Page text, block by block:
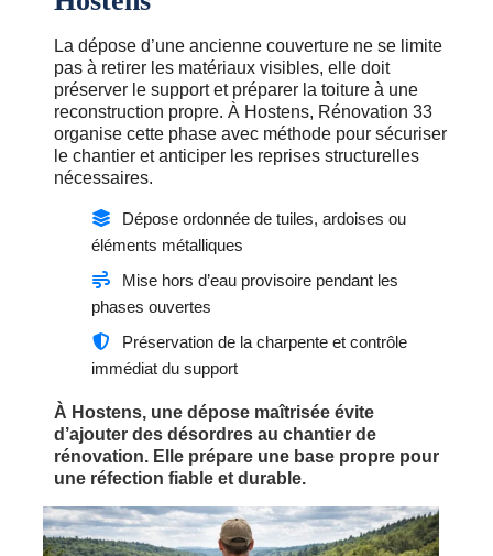
La dépose d’une ancienne couverture ne se limite
pas à retirer les matériaux visibles, elle doit
préserver le support et préparer la toiture à une
reconstruction propre. À Hostens, Rénovation 33
organise cette phase avec méthode pour sécuriser
le chantier et anticiper les reprises structurelles
nécessaires.
Dépose ordonnée de tuiles, ardoises ou
éléments métalliques
Mise hors d’eau provisoire pendant les
phases ouvertes
Préservation de la charpente et contrôle
immédiat du support
À Hostens, une dépose maîtrisée évite
d’ajouter des désordres au chantier de
rénovation. Elle prépare une base propre pour
une réfection fiable et durable.